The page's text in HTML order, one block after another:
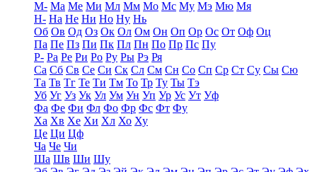
М- Ма Ме Ми Мл Мм Мо Мс Му Мэ Мю Мя
Н- На Не Ни Но Ну Нь
Об Ов Од Оз Ок Ол Ом Он Оп Ор Ос От Оф Оц
Па Пе Пз Пи Пк Пл Пн По Пр Пс Пу
Р- Ра Ре Ри Ро Ру Ры Рэ Ря
Са Сб Св Се Си Ск Сл См Сн Со Сп Ср Ст Су Сы Сю
Та Тв Тг Те Ти Тм То Тр Ту Ты Тэ
Уб Уг Уз Ук Ул Ум Ун Уп Ур Ус Ут Уф
Фа Фе Фи Фл Фо Фр Фс Фт Фу
Ха Хв Хе Хи Хл Хо Ху
Це Ци Цф
Ча Че Чи
Ша Шв Ши Шу